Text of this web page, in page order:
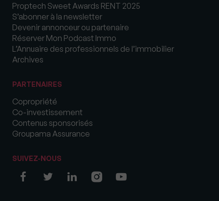
Proptech Sweet Awards RENT 2025
S’abonner à la newsletter
Devenir annonceur ou partenaire
Réserver Mon Podcast Immo
L’Annuaire des professionnels de l’immobilier
Archives
PARTENAIRES
Copropriété
Co-investissement
Contenus sponsorisés
Groupama Assurance
SUIVEZ-NOUS